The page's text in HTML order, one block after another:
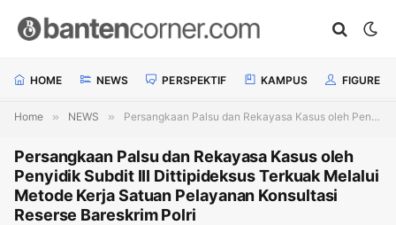
HOME NEWS PERSPEKTIF KAMPUS FIGURE
Home » NEWS » Persangkaan Palsu dan Rekayasa Kasus oleh Penyidik Subdit III Dittipideksus Terkuak Melalui Metode Kerja Satuan Pelayanan Konsultasi Reserse Bareskrim Polri
Persangkaan Palsu dan Rekayasa Kasus oleh
Penyidik Subdit III Dittipideksus Terkuak Melalui
Metode Kerja Satuan Pelayanan Konsultasi
Reserse Bareskrim Polri